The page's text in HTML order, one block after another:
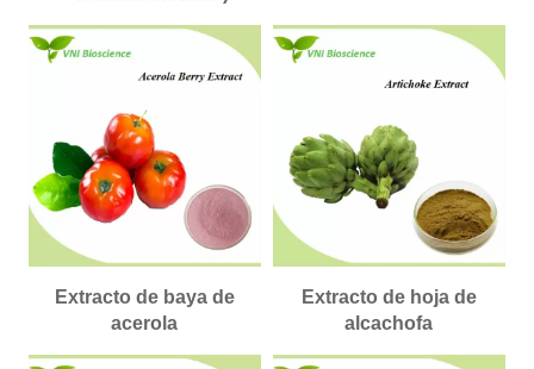
Extracto de baya de
acerola
Extracto de hoja de
alcachofa